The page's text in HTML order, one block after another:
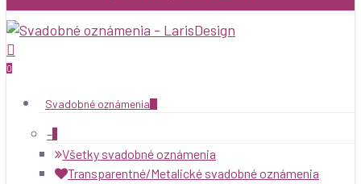
Products
search
0
Svadobné oznámenia
–
Všetky svadobné oznámenia
Transparentné/Metalické svadobné oznámenia